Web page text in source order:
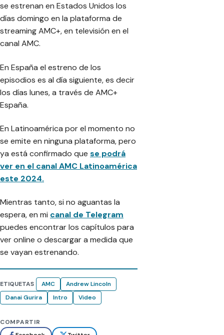
se estrenan en Estados Unidos los
días domingo en la plataforma de
streaming AMC+, en televisión en el
canal AMC.
En España el estreno de los
episodios es al día siguiente, es decir
los días lunes, a través de AMC+
España.
En Latinoamérica por el momento no
se emite en ninguna plataforma, pero
ya está confirmado que se podrá
ver en el canal AMC Latinoamérica
este 2024.
Mientras tanto, si no aguantas la
espera, en mi canal de Telegram
puedes encontrar los capítulos para
ver online o descargar a medida que
se vayan estrenando.
ETIQUETAS AMC
Andrew Lincoln
Danai Gurira
Intro Video
COMPARTIR